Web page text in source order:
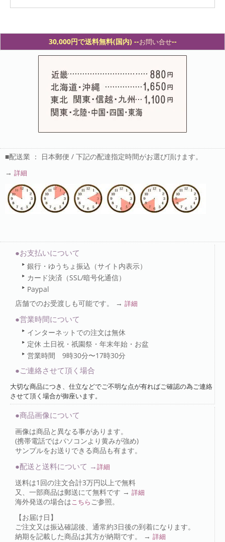
30,000円で送料無料(国内) --お問い合せ--
■配送業 ： 日本郵便 / 下記の配達指定時間がお選び頂けます。
→ 詳細
●お支払いについて
銀行・ゆうちょ振込（サイト内表示）
カード決済（SSL/暗号化通信）
Paypal
店舗でのお受渡しも可能です。 → 詳細
●営業時間について
インターネットでの注文は無休
定休 土日祝・祇園祭・年末年始・お盆
営業時間 9時30分〜17時30分
●ご連絡させて頂く場合
大切な商品につき、仕立などでご不明な点が有ればご確認の為ご連絡
させて頂く場合が御座います。
●商品画像について
画像は商品と異なる事があります。
(携帯電話ではパソコンより黄みが強め)
サンプルをお送りできる商品も有ます。
●配送と送料について →詳細
送料は1回の注文合計3万円以上で無料
又、一部商品は郵送にて無料です → 詳細
海外発送の場合はこちら ご参照。
【お届け日】
ご注文又は振込確認後、通常約3日後の到着になります。
納期を記載した商品は其方が納期です。 → 詳細